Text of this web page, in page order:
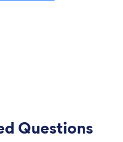
Questions